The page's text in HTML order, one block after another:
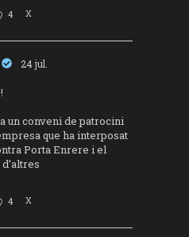
4 X
24 jul.
un conveni de patrocini
que ha interposat
Porta Enrere i el
4 X